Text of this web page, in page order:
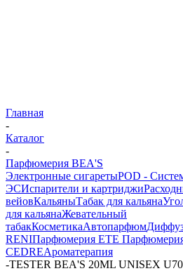
Главная
-
Каталог
-
Парфюмерия BEA'S
Электронные сигаретыPOD -
ЭСИспарители и картриджи
вейовКальяныТабак для кальяна
для кальянаЖевательный
табакКосметикаАвтопарфюм
RENIПарфюмерия ETE
CEDREАроматерапия
-TESTER BEA'S 20ML UNISEX